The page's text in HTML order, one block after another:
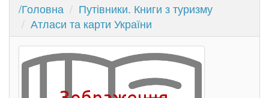
/Головна
Путівники. Книги з туризму
Атласи та карти України